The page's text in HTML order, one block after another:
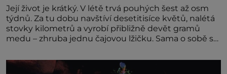
Její život je krátký. V létě trvá pouhých šest až osm
týdnů. Za tu dobu navštíví desetitisíce květů, nalétá
stovky kilometrů a vyrobí přibližně devět gramů
medu – zhruba jednu čajovou lžičku. Sama o sobě se
dalšími desítkami tisíc příslušnic svého včelstva,
vznikne jeden z nejdokonalejších organismů